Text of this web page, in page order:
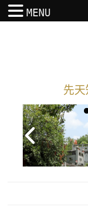
先
MENU